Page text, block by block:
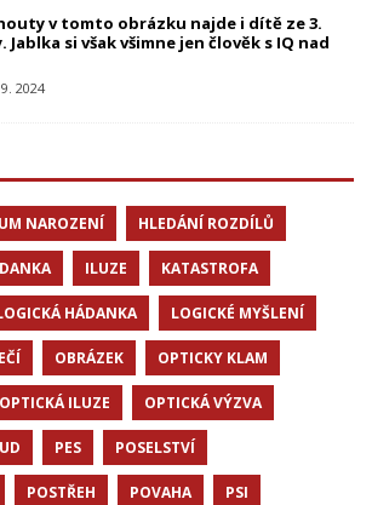
v tomto obrázku najde i dítě ze 3.
Jablka si však všimne jen člověk s IQ nad
2024
NAROZENÍ HLEDÁNÍ ROZDÍLŮ
ILUZE KATASTROFA
HÁDANKA LOGICKÉ MYŠLENÍ
OBRÁZEK OPTICKY KLAM
OPTICKÁ ILUZE OPTICKÁ VÝZVA
PES POSELSTVÍ
POSTŘEH POVAHA PSI